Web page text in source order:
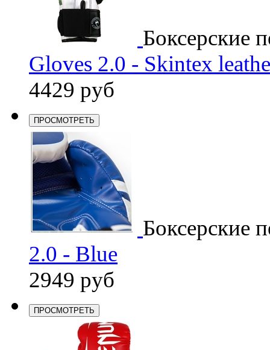
Боксерские
Gloves 2.0 - Skintex
4429 руб
ПРОСМОТРЕТЬ
Боксерские
2.0 - Blue
2949 руб
ПРОСМОТРЕТЬ